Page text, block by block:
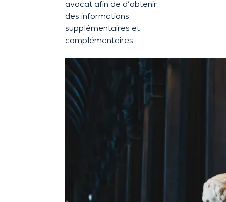
avocat afin de d’obtenir
des informations
supplémentaires et
complémentaires.